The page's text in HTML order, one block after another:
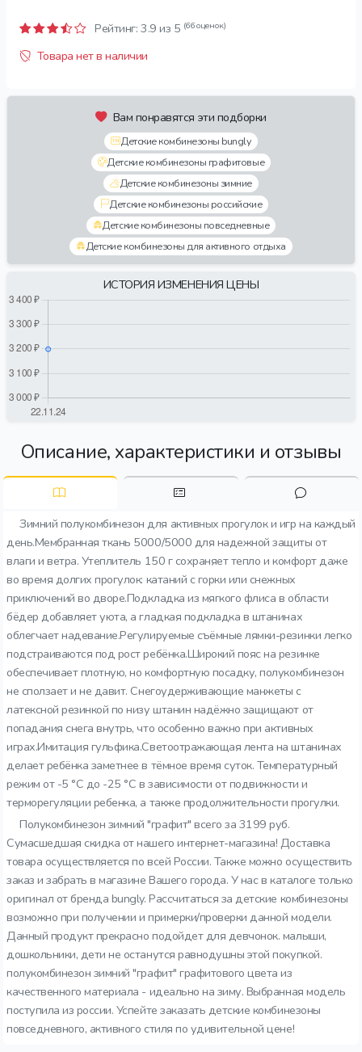
Рейтинг: 3.9 из 5 (66 оценок)
Товара нет в наличии
Вам понравятся эти подборки
Детские комбинезоны bungly
Детские комбинезоны графитовые
Детские комбинезоны зимние
Детские комбинезоны российские
Детские комбинезоны повседневные
Детские комбинезоны для активного отдыха
ИСТОРИЯ ИЗМЕНЕНИЯ ЦЕНЫ
Описание, характеристики и отзывы
Зимний полукомбинезон для активных прогулок и игр на каждый
день.Мембранная ткань 5000/5000 для надежной защиты от
влаги и ветра. Утеплитель 150 г сохраняет тепло и комфорт даже
во время долгих прогулок: катаний с горки или снежных
приключений во дворе.Подкладка из мягкого флиса в области
бёдер добавляет уюта, а гладкая подкладка в штанинах
облегчает надевание.Регулируемые съёмные лямки-резинки легко
подстраиваются под рост ребёнка.Широкий пояс на резинке
обеспечивает плотную, но комфортную посадку, полукомбинезон
не сползает и не давит. Снегоудерживающие манжеты с
латексной резинкой по низу штанин надёжно защищают от
попадания снега внутрь, что особенно важно при активных
играх.Имитация гульфика.Светоотражающая лента на штанинах
делает ребёнка заметнее в тёмное время суток. Температурный
режим от -5 °C до -25 °C в зависимости от подвижности и
терморегуляции ребенка, а также продолжительности прогулки.
Полукомбинезон зимний "графит" всего за 3199 руб.
Сумасшедшая скидка от нашего интернет-магазина! Доставка
товара осуществляется по всей России. Также можно осуществить
заказ и забрать в магазине Вашего города. У нас в каталоге только
оригинал от бренда bungly. Рассчитаться за детские комбинезоны
возможно при получении и примерки/проверки данной модели.
Данный продукт прекрасно подойдет для девчонок. малыши,
дошкольники, дети не останутся равнодушны этой покупкой.
полукомбинезон зимний "графит" графитового цвета из
качественного материала - идеально на зиму. Выбранная модель
поступила из россии. Успейте заказать детские комбинезоны
повседневного, активного стиля по удивительной цене!